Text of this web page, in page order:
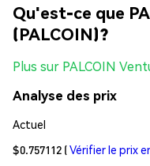
Qu'est-ce que
(PALCOIN)?
Plus sur PALCOIN
Analyse des prix
Actuel
$0.757112 (Vérifier le prix